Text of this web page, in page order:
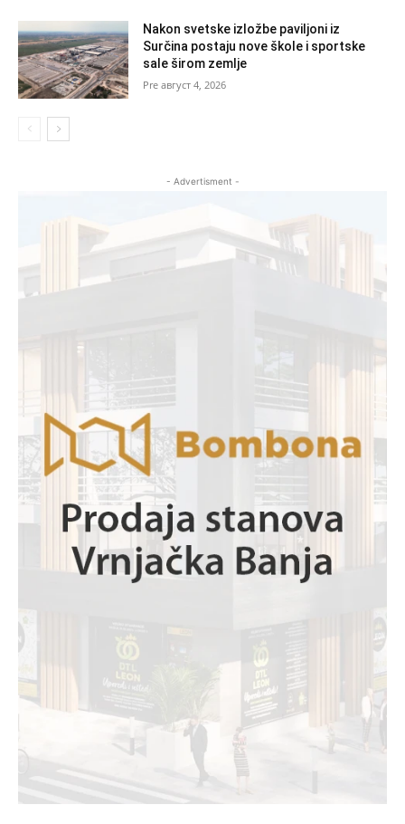
Nakon svetske izložbe paviljoni iz
Surčina postaju nove škole i sportske
sale širom zemlje
август 4, 2026
- Advertisment -